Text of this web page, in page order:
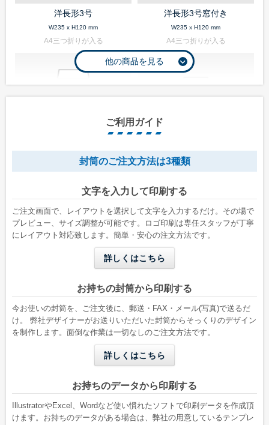
洋長形3号
W235 x H120 mm
A4三つ折りが入る
洋長形3号窓付き
W235 x H120 mm
A4三つ折りが入る
W142 x H332 mm
A4縦二つ折りが入る
W119 x H277 mm
B5縦二つ折りが入る
洋形2号タテ
ご利用ガイド
封筒のご注文方法は3種類
文字を入力して印刷する
ご注文画面で、レイアウトを選択して文字を入力するだけ。その場で
プレビュー、サイズ調整が可能です。ロゴ印刷は専任スタッフが丁寧
にレイアウト対応致します。簡単・安心の注文方法です。
詳しくはこちら
お持ちの封筒から印刷する
今お使いの封筒を、ご注文後に、郵送・FAX・メール(写真)で送るだ
け。 弊社デザイナーがお送りいただいた封筒からそっくりのデザイン
を制作します。面倒な作業は一切なしのご注文方法です。
詳しくはこちら
お持ちのデータから印刷する
IllustratorやExcel、Wordなど使い慣れたソフトで印刷データを作成頂
けます。お持ちのデータがある場合は、弊社の用意しているテンプレ